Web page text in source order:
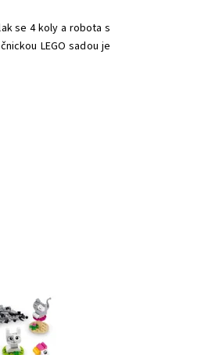
se 4 koly a robota s
LEGO sadou je
si psa, kočku